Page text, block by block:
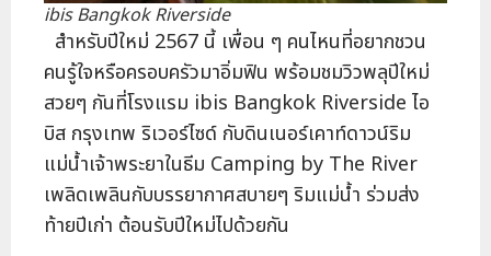
ibis Bangkok Riverside
สำหรับปีใหม่ 2567 นี้ เพื่อน ๆ คนไหนที่อยากชวน
คนรู้ใจหรือครอบครัวมาอิ่มฟิน พร้อมชมวิวพลุปีใหม่
สวยๆ กันที่โรงแรม ibis Bangkok Riverside ไอ
บิส กรุงเทพ ริเวอร์ไซด์ กับดินเนอร์เคาท์ดาวน์ริม
แม่น้ำเจ้าพระยาในธีม Camping by The River
เพลิดเพลินกับบรรยากาศสบายๆ ริมแม่น้ำ ร่วมส่ง
ท้ายปีเก่า ต้อนรับปีใหม่ไปด้วยกัน